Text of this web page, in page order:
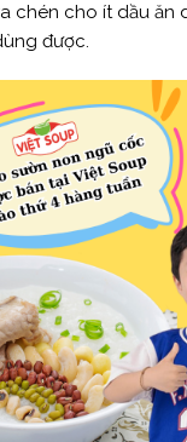
chén cho ít dầu ăn
được.